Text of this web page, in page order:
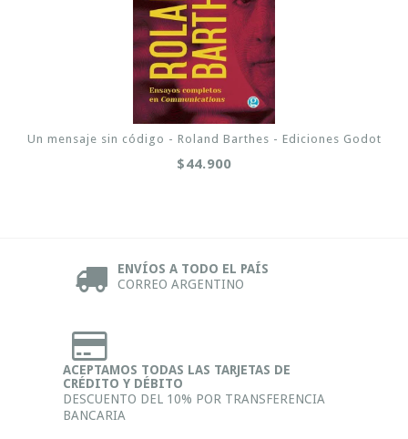
Un mensaje sin código - Roland Barthes - Ediciones Godot
$44.900
ENVÍOS A TODO EL PAÍS
CORREO ARGENTINO
ACEPTAMOS TODAS LAS TARJETAS DE
CRÉDITO Y DÉBITO
DESCUENTO DEL 10% POR TRANSFERENCIA
BANCARIA